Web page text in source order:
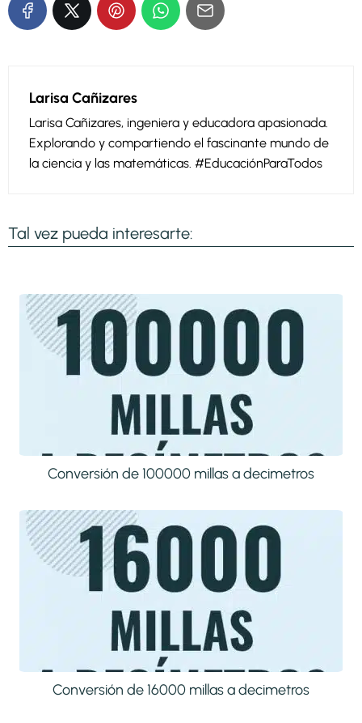
Larisa Cañizares
Larisa Cañizares, ingeniera y educadora apasionada.
Explorando y compartiendo el fascinante mundo de
la ciencia y las matemáticas. #EducaciónParaTodos
Tal vez pueda interesarte:
Conversión de 100000 millas a decimetros
Conversión de 16000 millas a decimetros